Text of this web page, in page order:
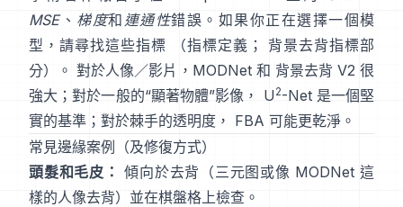
MSE、 梯度和 連通性錯誤。如果你正在選擇一個模
型，請尋找這些指標
（指標定義 ；
背景去背指標部
分）。 對於人像／影片， MODNet和 背景去背 V2 很
強大；對於一般的“顯著物體”影像，
U 2-Net是一個堅
實的基準；對於棘手的透明度， FBA 可能更乾淨。
常見邊緣案例（及修復方式）
頭髮和毛皮： 傾向於去背（三元图或像 MODNet 這
樣的人像去背）並在棋盤格上檢查。